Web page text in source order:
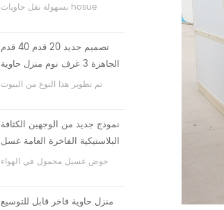
بسهولة نقل حاويات hosue
تصميم جديد 20 قدم 40 قدم
الجاهزة 3 غرف نوم منزل حاوية
قابلة للتوسيع صغيرة
تم تطوير هذا النوع من البيوت
كهربائي.
نموذج جديد من الوجهين الكثافة
البلاستيكية الفاخرة العامة غسل
اليد حوض الحمام
حوض غسيل محمول في الهواء
منزل حاوية فاخر قابل للتوسيع